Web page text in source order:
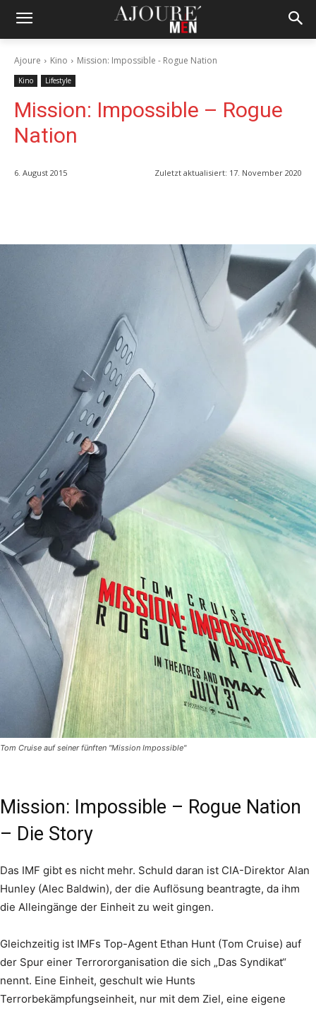
Ajoure Kino Mission: Impossible - Rogue Nation
Kino Lifestyle
Mission: Impossible – Rogue
Nation
6. August 2015 Zuletzt aktualisiert: 17. November 2020
Tom Cruise auf seiner fünften "Mission Impossible"
Mission: Impossible – Rogue Nation
– Die Story
Das IMF gibt es nicht mehr. Schuld daran ist CIA-Direktor Alan
Hunley (Alec Baldwin), der die Auflösung beantragte, da ihm
die Alleingänge der Einheit zu weit gingen.
Gleichzeitig ist IMFs Top-Agent Ethan Hunt (Tom Cruise) auf
der Spur einer Terrororganisation die sich „Das Syndikat“
nennt. Eine Einheit, geschult wie Hunts
Terrorbekämpfungseinheit, nur mit dem Ziel, eine eigene